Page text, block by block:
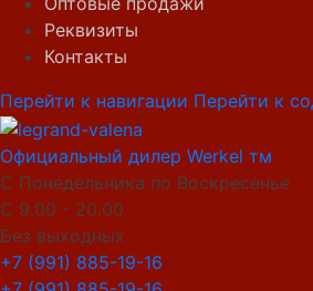
Реквизиты
Контакты
Перейти к навигации Перейти к
Официальный дилер Werkel тм
С Понедельника по Воскресенье
С 9.00 - 20.00
Без выходных
+7 (991) 885-19-16